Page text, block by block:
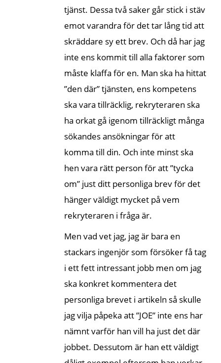
tjänst. Dessa två saker går stick i stäv
emot varandra för det tar lång tid att
skräddare sy ett brev. Och då har jag
inte ens kommit till alla faktorer som
måste klaffa för en. Man ska ha hittat
”den där” tjänsten, ens kompetens
ska vara tillräcklig, rekryteraren ska
ha orkat gå igenom tillräckligt många
sökandes ansökningar för att
komma till din. Och inte minst ska
hen vara rätt person för att ”tycka
om” just ditt personliga brev för det
hänger väldigt mycket på vem
rekryteraren i fråga är.
Men vad vet jag, jag är bara en
stackars ingenjör som försöker få tag
i ett fett intressant jobb men om jag
ska konkret kommentera det
personliga brevet i artikeln så skulle
jag vilja påpeka att ”JOE” inte ens har
nämnt varför han vill ha just det där
jobbet. Dessutom är han ett väldigt